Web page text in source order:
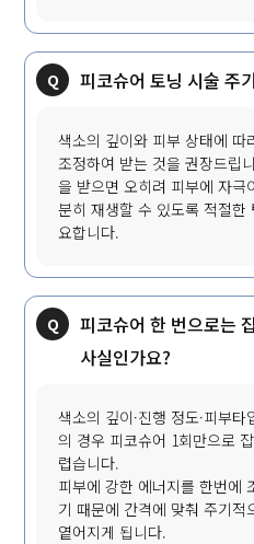
피코슈어 토닝 시술 주
색소의 깊이와 피부 상태에 따
조정하여 받는 것을 권장드립
을 받으면 오히려 피부에 자
분히 재생할 수 있도록 적절한
요합니다.
피코슈어 한 번으로는
사실인가요?
색소의 깊이·진행 정도·피부
의 경우 피코슈어 1회만으로
렵습니다.
피부에 강한 에너지를 한번에
기 때문에 간격에 맞춰 주기
옅어지게 됩니다.